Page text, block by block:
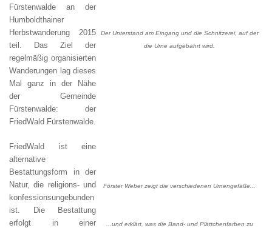
Der Unterstand am Eingang und die Schnitzerei, auf der
die Urne aufgebahrt wird.
Förster Weber zeigt die verschiedenen Urnengefäße...
...und erklärt, was die Band- und Plättchenfarben zu
Fürstenwalde an der
Humboldthainer
Herbstwanderung 2015
teil. Das Ziel der
regelmäßig organisierten
Wanderungen lag dieses
Mal ganz in der Nähe
der Gemeinde
Fürstenwalde: der
FriedWald Fürstenwalde.
FriedWald ist eine
alternative
Bestattungsform in der
Natur, die religions- und
konfessionsungebunden
ist. Die Bestattung
erfolgt in einer